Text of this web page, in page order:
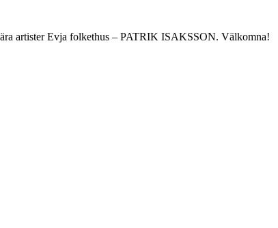
artister Evja folkethus – PATRIK ISAKSSON. Välkomna!